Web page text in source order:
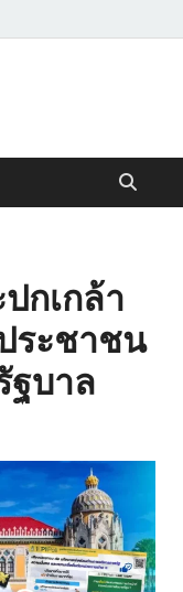
กเกล้า
ระชาชน
ฐบาล